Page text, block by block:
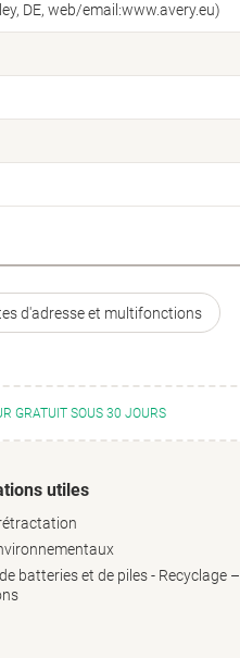
DE, web/email:www.avery.eu)
d'adresse et multifonctions
GRATUIT SOUS 30 JOURS
utiles
batteries et de piles - Recyclage –